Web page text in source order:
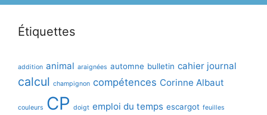
Étiquettes
addition animal araignées automne bulletin cahier journal
calcul champignon compétences Corinne Albaut
couleurs CP doigt emploi du temps escargot feuilles